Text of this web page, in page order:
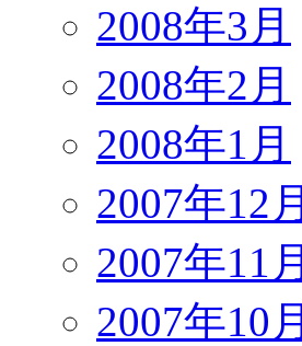
2008年3月
2008年2月
2008年1月
2007年12月
2007年11月
2007年10月